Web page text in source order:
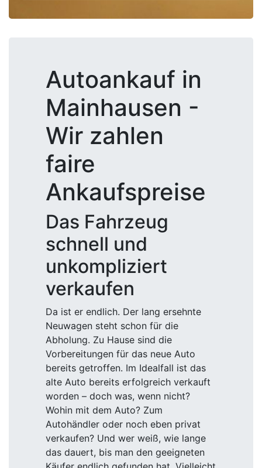
Autoankauf in
Mainhausen -
Wir zahlen
faire
Ankaufspreise
Das Fahrzeug
schnell und
unkompliziert
verkaufen
Da ist er endlich. Der lang ersehnte
Neuwagen steht schon für die
Abholung. Zu Hause sind die
Vorbereitungen für das neue Auto
bereits getroffen. Im Idealfall ist das
alte Auto bereits erfolgreich verkauft
worden – doch was, wenn nicht?
Wohin mit dem Auto? Zum
Autohändler oder noch eben privat
verkaufen? Und wer weiß, wie lange
das dauert, bis man den geeigneten